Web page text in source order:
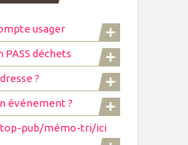
usager
déchets
?
événement ?
pub/mémo-tri/ici